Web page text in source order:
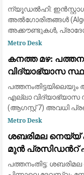
ന്യൂഡൽഹി:
അൽഗോരിതങ്ങൾ
അക്കൗണ്ടുകൾ,
എന്നിവയുമായി
Metro Desk
കനത്ത മഴ:
വിദ്യാഭ്യാസ
ഓറഞ്ച് അലർട്ട്
എല്ലാ വിദ്യാഭ്യാസ
(ആഗസ്റ്റ് 7) അവധി
ഇന്ന് റെഡ് അലർട്ടും
Metro Desk
ശബരിമല നെയ്യ്
മുൻ പ്രസിഡന്‍റ്
അജികുമാറും,
പത്തനംതിട്ട: